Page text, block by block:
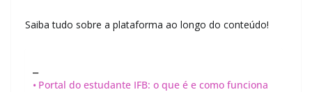
Saiba tudo sobre a plataforma ao longo do conteúdo!
Portal do estudante IFB: o que é e como funciona